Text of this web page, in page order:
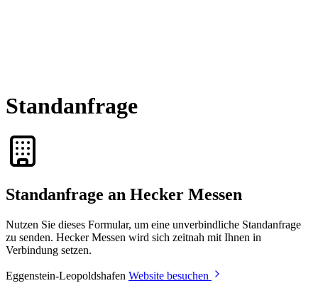
Standanfrage
Standanfrage an Hecker Messen
Nutzen Sie dieses Formular, um eine unverbindliche Standanfrage
zu senden. Hecker Messen wird sich zeitnah mit Ihnen in
Verbindung setzen.
Eggenstein-Leopoldshafen Website besuchen